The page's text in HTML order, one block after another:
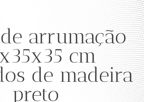
arrumação
cm
de madeira
preto